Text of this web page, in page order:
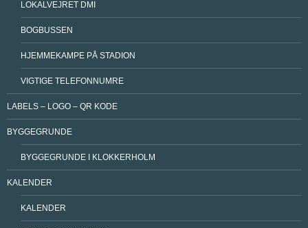
LOKALVEJRET DMI
BOGBUSSEN
HJEMMEKAMPE PÅ STADION
VIGTIGE TELEFONNUMRE
LABELS – LOGO – QR KODE
BYGGEGRUNDE
BYGGEGRUNDE I KLOKKERHOLM
KALENDER
KALENDER